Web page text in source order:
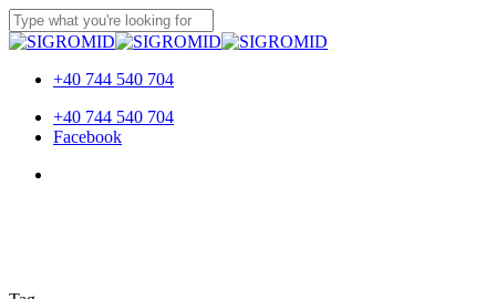
Skip
to
content
Close
+40 744 540 704
Menu
+40 744 540 704
Facebook